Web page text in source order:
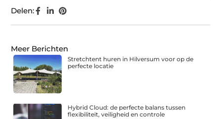
Delen:
Meer Berichten
Stretchtent huren in Hilversum voor op de
perfecte locatie
Hybrid Cloud: de perfecte balans tussen
flexibiliteit, veiligheid en controle